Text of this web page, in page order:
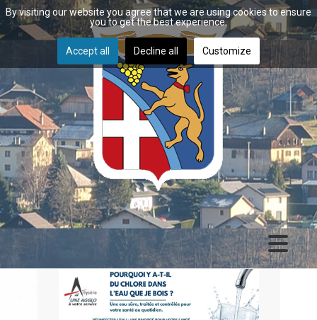
By visiting our website you agree that we are using cookies to ensure
you to get the best experience.
Accept all Decline all Customize